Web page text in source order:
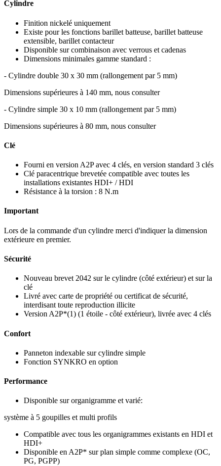
Cylindre
Finition nickelé uniquement
Existe pour les fonctions barillet batteuse, barillet batteuse
extensible, barillet contacteur
Disponible sur combinaison avec verrous et cadenas
Dimensions minimales gamme standard :
- Cylindre double 30 x 30 mm (rallongement par 5 mm)
Dimensions supérieures à 140 mm, nous consulter
- Cylindre simple 30 x 10 mm (rallongement par 5 mm)
Dimensions supérieures à 80 mm, nous consulter
Clé
Fourni en version A2P avec 4 clés, en version standard 3 clés
Clé paracentrique brevetée compatible avec toutes les
installations existantes HDI+ / HDI
Résistance à la torsion : 8 N.m
Important
Lors de la commande d'un cylindre merci d'indiquer la dimension
extérieure en premier.
Sécurité
Nouveau brevet 2042 sur le cylindre (côté extérieur) et sur la
clé
Livré avec carte de propriété ou certificat de sécurité,
interdisant toute reproduction illicite
Version A2P*(1) (1 étoile - côté extérieur), livrée avec 4 clés
Confort
Panneton indexable sur cylindre simple
Fonction SYNKRO en option
Performance
Disponible sur organigramme et varié:
système à 5 goupilles et multi profils
Compatible avec tous les organigrammes existants en HDI et
HDI+
Disponible en A2P* sur plan simple comme complexe (OC,
PG, PGPP)